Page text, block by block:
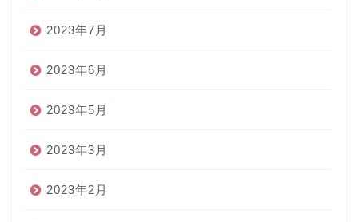
2023年7月
2023年6月
2023年5月
2023年3月
2023年2月